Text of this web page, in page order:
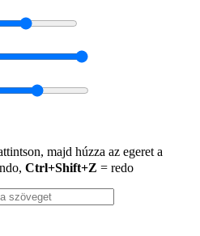
majd húzza az egeret a
Ctrl+Shift+Z = redo